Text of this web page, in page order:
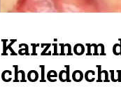
Karzinom